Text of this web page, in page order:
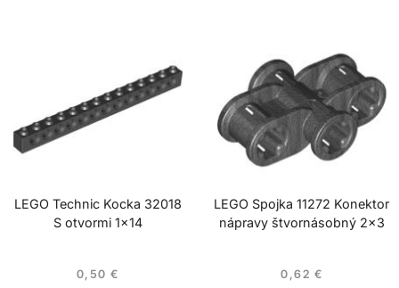
LEGO Technic Kocka 32018
S otvormi 1×14
0,50 €
LEGO Spojka 11272 Konektor
nápravy štvornásobný 2×3
0,62 €